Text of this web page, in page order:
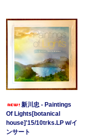
新川忠 - Paintings
Of Lights[botanical
house]'15/10trks.LP w/イ
ンサート